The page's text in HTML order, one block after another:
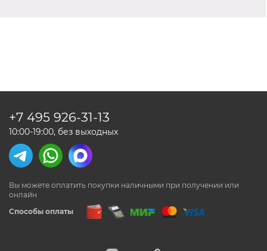
Способы оплаты
Вы можете оплатить покупки наличными при получении или
онлайн
+7 495 926-31-13
10:00-19:00, без выходных